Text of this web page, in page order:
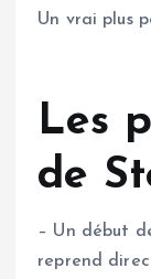
Un vrai plus
Les
de
– Un début
reprend